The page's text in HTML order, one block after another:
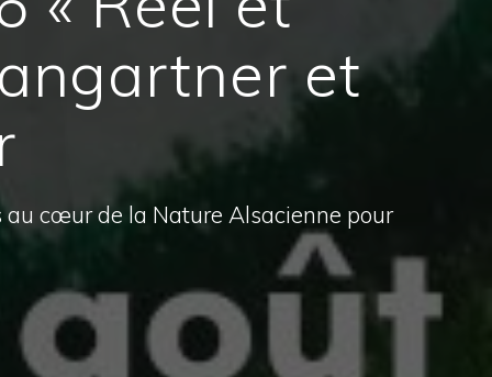
et
cœur de la Nature Alsacienne pour